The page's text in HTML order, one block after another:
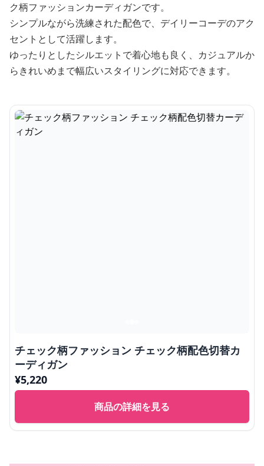
ク柄ファッションカーディガンです。
シンプルながら洗練された配色で、デイリーコーデのアク
セントとして活躍します。
ゆったりとしたシルエットで着心地も良く、カジュアルか
らきれいめまで幅広いスタイリングに対応できます。
チェック柄ファッション チェック柄配色切替カ
ーディガン
¥5,220
商品の詳細を見る